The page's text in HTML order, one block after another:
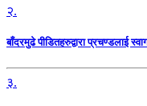
२.
बाँदरमुढे पीडितहरुद्वारा प्रचण्डलाई
३.